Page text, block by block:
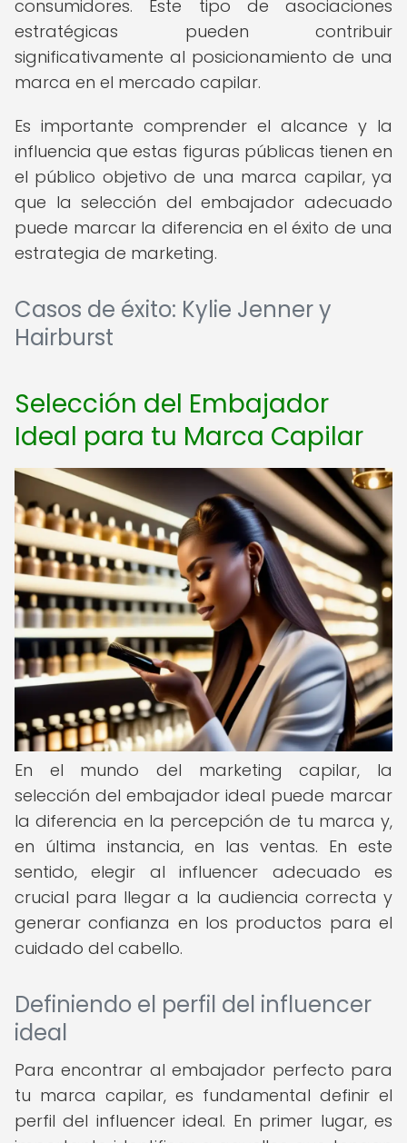
consumidores. Este tipo de asociaciones
estratégicas pueden contribuir
significativamente al posicionamiento de una
marca en el mercado capilar.
Es importante comprender el alcance y la
influencia que estas figuras públicas tienen en
el público objetivo de una marca capilar, ya
que la selección del embajador adecuado
puede marcar la diferencia en el éxito de una
estrategia de marketing.
Casos de éxito: Kylie Jenner y
Hairburst
Selección del Embajador
Ideal para tu Marca Capilar
En el mundo del marketing capilar, la
selección del embajador ideal puede marcar
la diferencia en la percepción de tu marca y,
en última instancia, en las ventas. En este
sentido, elegir al influencer adecuado es
crucial para llegar a la audiencia correcta y
generar confianza en los productos para el
cuidado del cabello.
Definiendo el perfil del influencer
ideal
Para encontrar al embajador perfecto para
tu marca capilar, es fundamental definir el
perfil del influencer ideal. En primer lugar, es